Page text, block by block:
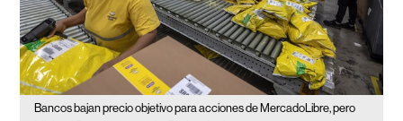
Bancos bajan precio objetivo para acciones de MercadoLibre, pero